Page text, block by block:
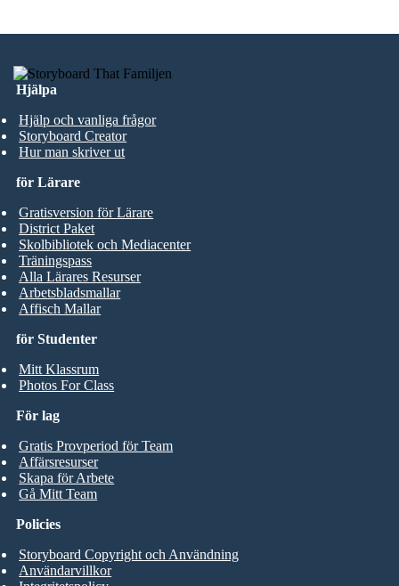
Hjälpa
Hjälp och vanliga frågor
Storyboard Creator
Hur man skriver ut
för Studenter
Mitt Klassrum
Photos For Class
för Lärare
Gratisversion för Lärare
District Paket
Skolbibliotek och Mediacenter
Träningspass
Alla Lärares Resurser
Arbetsbladsmallar
Affisch Mallar
För lag
Gratis Provperiod för Team
Affärsresurser
Skapa för Arbete
Gå Mitt Team
Policies
Storyboard Copyright och Användning
Användarvillkor